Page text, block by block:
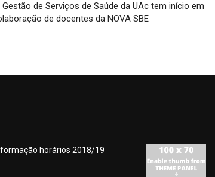
de Serviços de Saúde da UAc tem início em
de docentes da NOVA SBE
horários 2018/19